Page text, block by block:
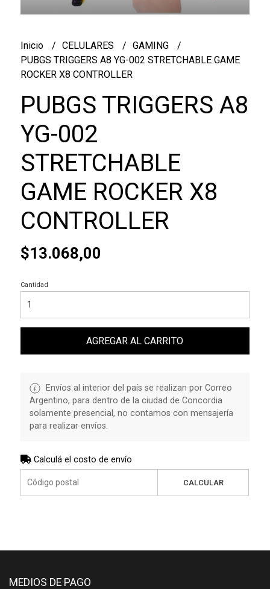
Inicio CELULARES
GAMING
PUBGS TRIGGERS A8 YG-002 STRETCHABLE GAME
ROCKER X8 CONTROLLER
PUBGS TRIGGERS A8
YG-002
STRETCHABLE
GAME ROCKER X8
CONTROLLER
$13.068,00
Cantidad
AGREGAR AL CARRITO
Envíos al interior del país se realizan por Correo
Argentino, para dentro de la ciudad de Concordia
solamente presencial, no contamos con mensajería
para realizar envíos.
Calculá el costo de envío
CALCULAR
MEDIOS DE PAGO